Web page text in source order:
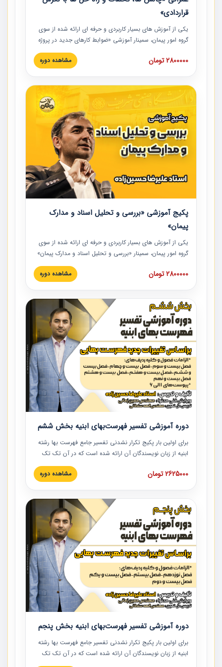
قراردادی»
یکی از آموزش‏‏‏‏‏‏ های بسیار کاربردی و حرفه‏ ای ارائه شده از سوی
گروه امور پیمان، سمینار آموزشی «ضوابط کارهای جدید در پروژه
های عمرانی» چالش ها، تخلفات و راه حل ها با نگرش قراردادی
است که در محل سندیکای شرکت های ساختمانی کشور ارائه شد.
مدارک پیمان به همراه تجربیات عملی ارائه شده است.
2800000 تومان مشاهده دوره
پکیج آموزشی «بررسی و تحلیل اسناد و مدارک
پیمان»
یکی از آموزش‏‏‏‏‏‏ های بسیار کاربردی و حرفه‏ ای ارائه شده از سوی
گروه امور پیمان، سمینار «بررسی و تحلیل اسناد و مدارک پیمان»
است که در دانشگاه صنعتی شریف ارائه شد. در این آموزش
نکات کلیدی مربوط به اسناد و مدارک پیمان، اولویت بندی اسناد
پیمان به همراه تجربیات عملی در این خصوص ارائه شده است.
2800000 تومان مشاهده دوره
دوره آموزشی تفسیر فهرست‌بهای ابنیه بخش ششم
برای اولین بار پکیج تکرار نشدنی تفسیر جامع فهرست بها رشته
ابنیه از زبان نویسندگان آن ارائه شده است که در آن تک تک
ردیف ها و مطالب فهرست بها تفسیر و ارائه شده است. این
دوره به صورت کامل تصویری بوده و به همراه تصاویر عملیات
دوره با کلام مهندس علیرضاحسین‌زاده مدیر پروژه مهندسی
مشاور در امر بازنگری فهرست بها رشته ابنیه ارائه شده و به تمام
همکارانی که در حوزه صنعت ساخت در حال فعالیت هستند حتما
توصیه می کنیم از مطالب این دوره استفاده نمایند.
2625000 تومان مشاهده دوره
دوره آموزشی تفسیر فهرست‌بهای ابنیه بخش پنجم
برای اولین بار پکیج تکرار نشدنی تفسیر جامع فهرست بها رشته
ابنیه از زبان نویسندگان آن ارائه شده است که در آن تک تک
ردیف ها و مطالب فهرست بها تفسیر و ارائه شده است. این